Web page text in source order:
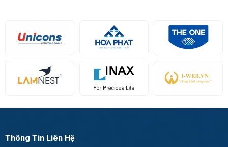
Thông Tin Liên Hệ